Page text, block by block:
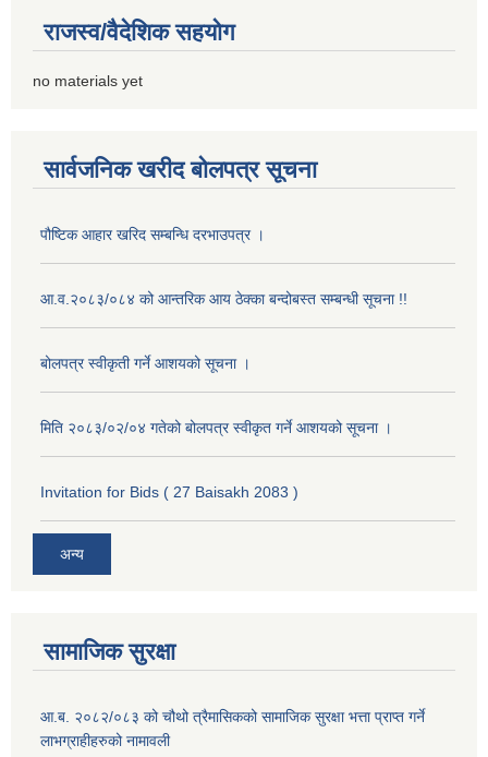
राजस्व/वैदेशिक सहयोग
no materials yet
सार्वजनिक खरीद बोलपत्र सूचना
पौष्टिक आहार खरिद सम्बन्धि दरभाउपत्र ।
आ.व.२०८३/०८४ को आन्तरिक आय ठेक्का बन्दोबस्त सम्बन्धी सूचना !!
बोलपत्र स्वीकृती गर्ने आशयको सूचना ।
मिति २०८३/०२/०४ गतेको बोलपत्र स्वीकृत गर्ने आशयको सूचना ।
Invitation for Bids ( 27 Baisakh 2083 )
अन्य
सामाजिक सुरक्षा
आ.ब. २०८२/०८३ को चौथो त्रैमासिकको सामाजिक सुरक्षा भत्ता प्राप्त गर्ने
लाभग्राहीहरुको नामावली